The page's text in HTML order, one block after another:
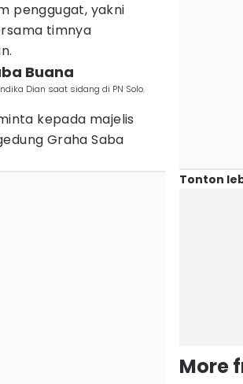
penggugat, yakni
timnya
Buana
Dian saat sidang di PN Solo.
kepada majelis
Graha Saba
Tonton
More